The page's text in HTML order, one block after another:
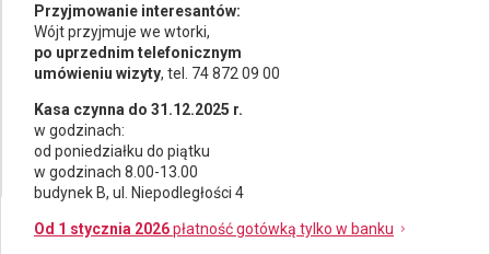
Przyjmowanie interesantów:
Wójt przyjmuje we wtorki,
po uprzednim telefonicznym
umówieniu wizyty, tel. 74 872 09 00
Kasa czynna do 31.12.2025 r.
w godzinach:
od poniedziałku do piątku
w godzinach 8.00-13.00
budynek B, ul. Niepodległości 4
Od 1 stycznia 2026płatność gotówką tylko w banku